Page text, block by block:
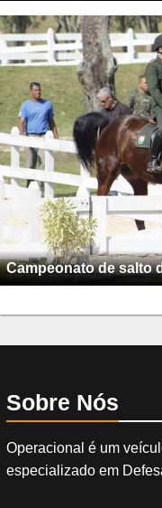
Campeonato de salto
Sobre Nós
Operacional é um
especializado em